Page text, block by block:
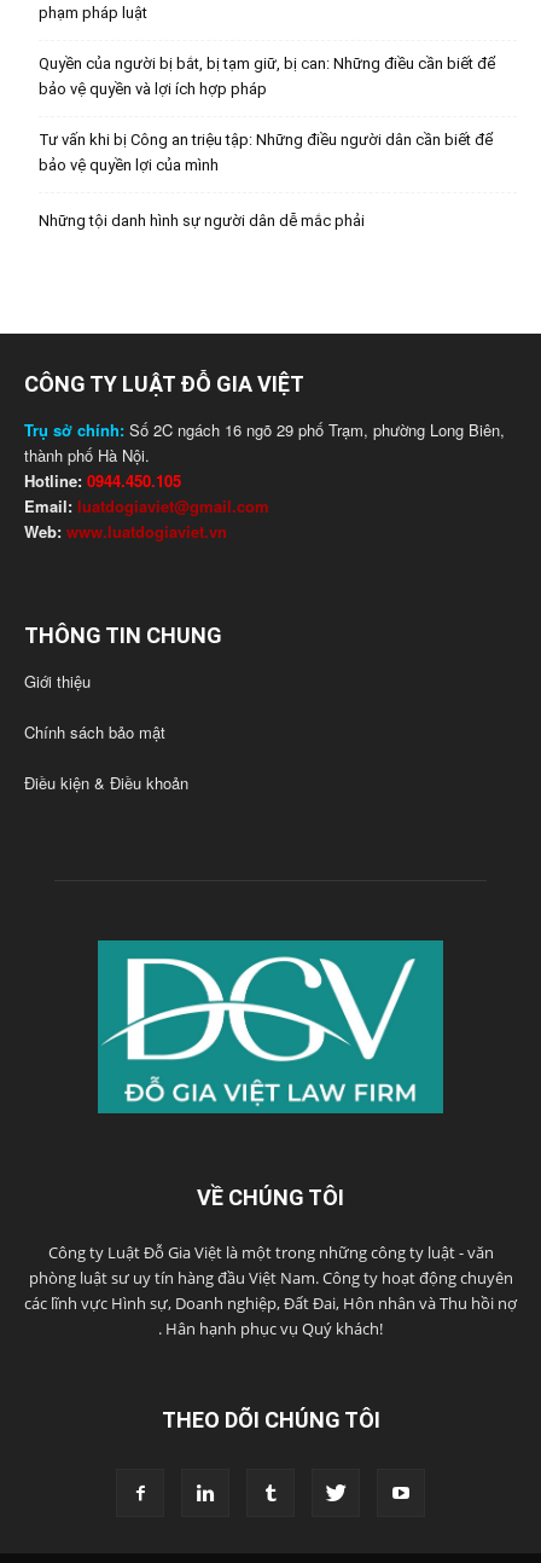
phạm pháp luật
Quyền của người bị bắt, bị tạm giữ, bị can: Những điều cần biết để
bảo vệ quyền và lợi ích hợp pháp
Tư vấn khi bị Công an triệu tập: Những điều người dân cần biết để
bảo vệ quyền lợi của mình
Những tội danh hình sự người dân dễ mắc phải
CÔNG TY LUẬT ĐỖ GIA VIỆT
Trụ sở chính: Số 2C ngách 16 ngõ 29 phố Trạm, phường Long Biên,
thành phố Hà Nội.
Hotline: 0944.450.105
Email: luatdogiaviet@gmail.com
Web: www.luatdogiaviet.vn
THÔNG TIN CHUNG
Giới thiệu
Chính sách bảo mật
Điều kiện & Điều khoản
VỀ CHÚNG TÔI
Công ty Luật Đỗ Gia Việt là một trong những công ty luật - văn
phòng luật sư uy tín hàng đầu Việt Nam. Công ty hoạt động chuyên
các lĩnh vực Hình sự, Doanh nghiệp, Đất Đai, Hôn nhân và Thu hồi nợ
. Hân hạnh phục vụ Quý khách!
THEO DÕI CHÚNG TÔI